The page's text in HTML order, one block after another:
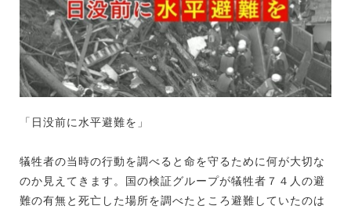
「日没前に水平避難を」
犠牲者の当時の行動を調べると命を守るために何が大切な
のか見えてきます。国の検証グループが犠牲者７４人の避
難の有無と死亡した場所を調べたところ避難していたのは